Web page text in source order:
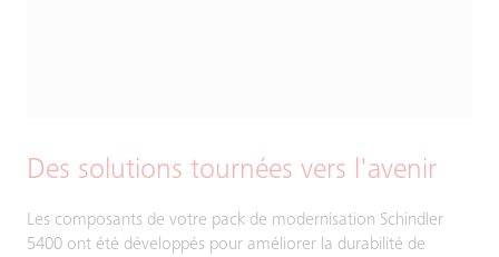
Des solutions tournées vers l'avenir
Les composants de votre pack de modernisation Schindler
5400 ont été développés pour améliorer la durabilité de